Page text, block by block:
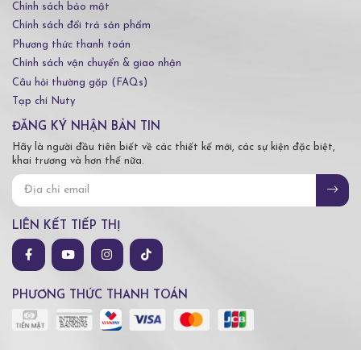
Chính sách bảo mật
Chính sách đổi trả sản phẩm
Phương thức thanh toán
Chính sách vận chuyển & giao nhận
Câu hỏi thường gặp (FAQs)
Tạp chí Nuty
ĐĂNG KÝ NHẬN BẢN TIN
Hãy là người đầu tiên biết về các thiết kế mới, các sự kiện đặc biệt,
khai trương và hơn thế nữa.
LIÊN KẾT TIẾP THỊ
PHƯƠNG THỨC THANH TOÁN